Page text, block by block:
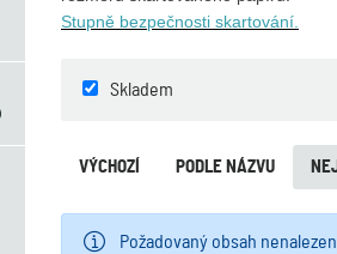
Stupně bezpečnosti skartování.
Skladem
PODLE NÁZVU
VÝCHOZÍ
Požadovaný obsah nenalezen.